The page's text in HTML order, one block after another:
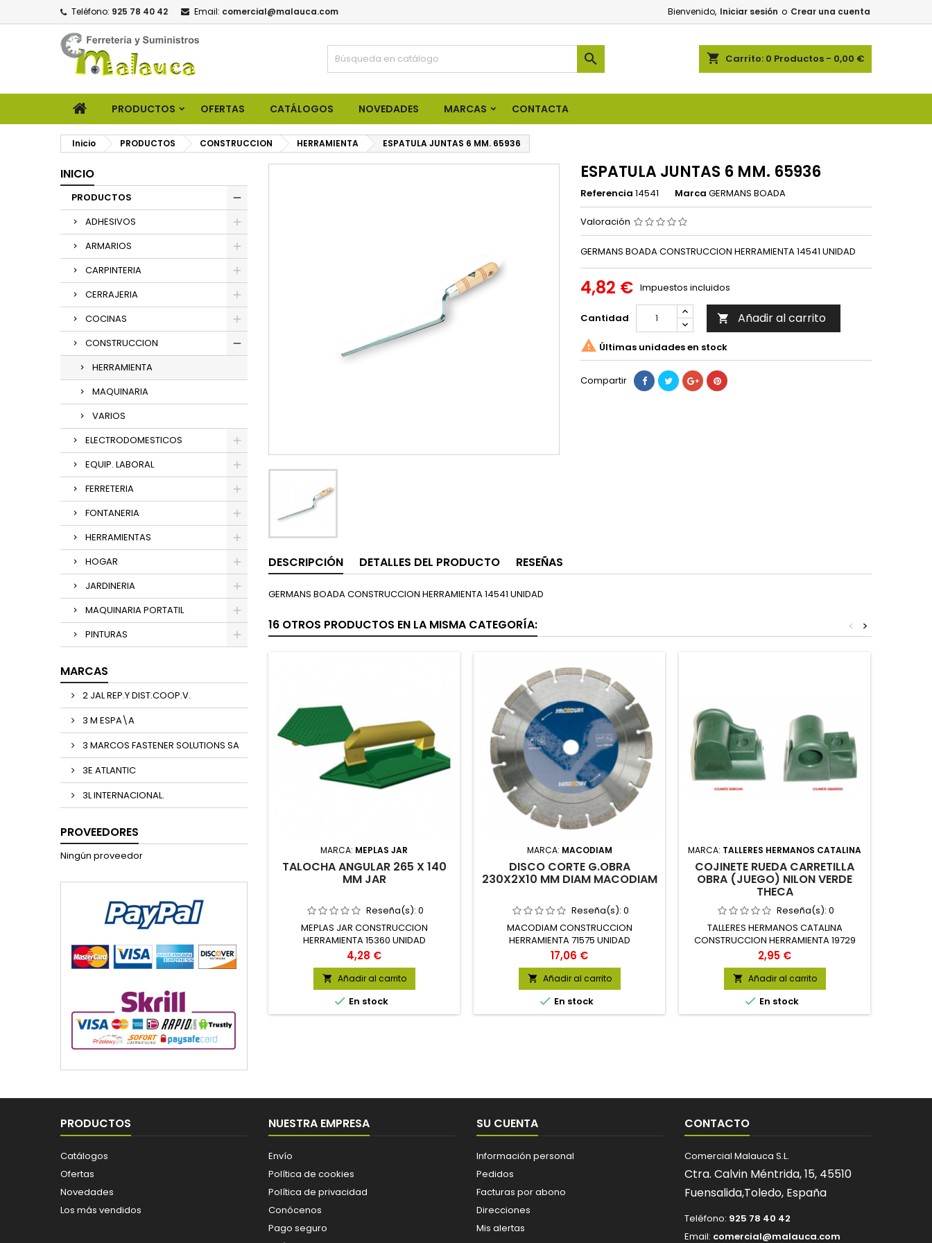
Teléfono: 925 78 40 42 Email: comercial@malauca.com Bienvenido, Iniciar sesión o Crear una cuenta
shopping_cart Carrito: 0 Productos - 0,00 €

PRODUCTOS OFERTAS CATÁLOGOS NOVEDADES MARCAS CONTACTA
Inicio PRODUCTOS CONSTRUCCION HERRAMIENTA ESPATULA JUNTAS 6 MM. 65936
INICIO
PRODUCTOS
ADHESIVOS
ARMARIOS
CARPINTERIA
CERRAJERIA
COCINAS
CONSTRUCCION
HERRAMIENTA
MAQUINARIA
VARIOS
ELECTRODOMESTICOS
EQUIP. LABORAL
FERRETERIA
FONTANERIA
HERRAMIENTAS
HOGAR
JARDINERIA
MAQUINARIA PORTATIL
PINTURAS
MARCAS
2 JAL REP.Y DIST.COOP.V.
3 M ESPA\A
3 MARCOS FASTENER SOLUTIONS SA
3E ATLANTIC
3L INTERNACIONAL.
PROVEEDORES
Ningún proveedor
ESPATULA JUNTAS 6 MM. 65936
Referencia 14541 Marca GERMANS BOADA
Valoración
GERMANS BOADA CONSTRUCCION HERRAMIENTA 14541 UNIDAD
4,82 € Impuestos incluidos
Cantidad  Añadir al carrito
 Últimas unidades en stock
Compartir
DESCRIPCIÓN DETALLES DEL PRODUCTO RESEÑAS
GERMANS BOADA CONSTRUCCION HERRAMIENTA 14541 UNIDAD
16 OTROS PRODUCTOS EN LA MISMA CATEGORÍA: >
<
MARCA: MEPLAS JAR
TALOCHA ANGULAR 265 X 140
MM JAR
Reseña(s): 0
MEPLAS JAR CONSTRUCCION
HERRAMIENTA 15360 UNIDAD
Precio
4,28 €
 Añadir al carrito
 En stock
MARCA: MACODIAM
DISCO CORTE G.OBRA
230X2X10 MM DIAM MACODIAM
Reseña(s): 0
MACODIAM CONSTRUCCION
HERRAMIENTA 71575 UNIDAD
Precio
17,06 €
 Añadir al carrito
 En stock
MARCA: TALLERES HERMANOS CATALINA
COJINETE RUEDA CARRETILLA
OBRA (JUEGO) NILON VERDE
THECA
Reseña(s): 0
TALLERES HERMANOS CATALINA
CONSTRUCCION HERRAMIENTA 19729
UNIDAD
Precio
2,95 €
 Añadir al carrito
 En stock
PRODUCTOS
Catálogos
Ofertas
Novedades
Los más vendidos
NUESTRA EMPRESA
Envío
Política de cookies
Política de privacidad
Conócenos
Pago seguro
SU CUENTA
Información personal
Pedidos
Facturas por abono
Direcciones
Mis alertas
CONTACTO
Comercial Malauca S.L.
Ctra. Calvin Méntrida, 15, 45510
Fuensalida,Toledo, España
Teléfono: 925 78 40 42
Email: comercial@malauca.com